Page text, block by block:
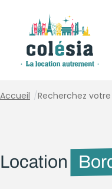
Accueil /Recherchez
Location